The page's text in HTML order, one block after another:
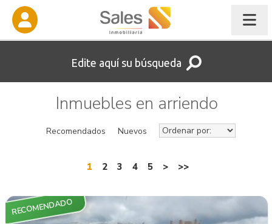
Edite aquí su búsqueda
Inmuebles en arriendo
Recomendados Nuevos
1 2 3 4 5 > >>
RECOMENDADO